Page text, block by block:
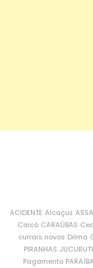
ACIDENTE Alcaçuz
Caicó CARAÚBAS
currais novos Dilma
PIRANHAS
Pagamento PARAÍBA